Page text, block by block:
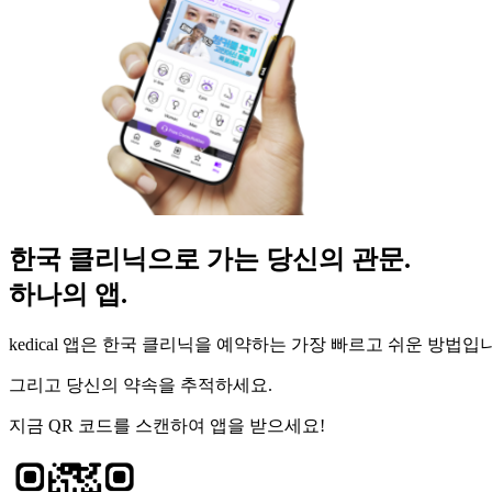
한국 클리닉으로 가는 당신의 관문.
하나의 앱.
kedical 앱은 한국 클리닉을 예약하는 가장 빠르고 쉬운 방법입
그리고 당신의 약속을 추적하세요.
지금 QR 코드를 스캔하여 앱을 받으세요!